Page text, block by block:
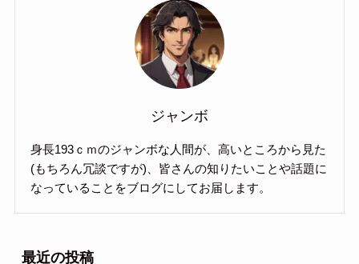
ジャンボ
身長193ｃｍのジャンボな人間が、高いところから見た
(もちろん冗談ですが)、皆さんの知りたいことや話題に
なっていることをブログにしてお届します。
最近の投稿